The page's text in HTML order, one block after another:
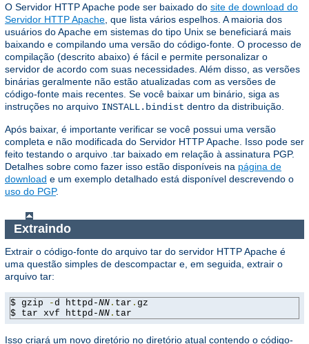
O Servidor HTTP Apache pode ser baixado do site de download do
Servidor HTTP Apache , que lista vários espelhos. A maioria dos
usuários do Apache em sistemas do tipo Unix se beneficiará mais
baixando e compilando uma versão do código-fonte. O processo de
compilação (descrito abaixo) é fácil e permite personalizar o
servidor de acordo com suas necessidades. Além disso, as versões
binárias geralmente não estão atualizadas com as versões de
código-fonte mais recentes. Se você baixar um binário, siga as
instruções no arquivo INSTALL.bindist dentro da distribuição.
Após baixar, é importante verificar se você possui uma versão
completa e não modificada do Servidor HTTP Apache. Isso pode ser
feito testando o arquivo .tar baixado em relação à assinatura PGP.
Detalhes sobre como fazer isso estão disponíveis na página de
download e um exemplo detalhado está disponível descrevendo o
uso do PGP.
Extraindo
Extrair o código-fonte do arquivo tar do servidor HTTP Apache é
uma questão simples de descompactar e, em seguida, extrair o
arquivo tar:
$ gzip -d httpd-NN . tar . gz
$ tar xvf httpd-NN . tar
Isso criará um novo diretório no diretório atual contendo o código-